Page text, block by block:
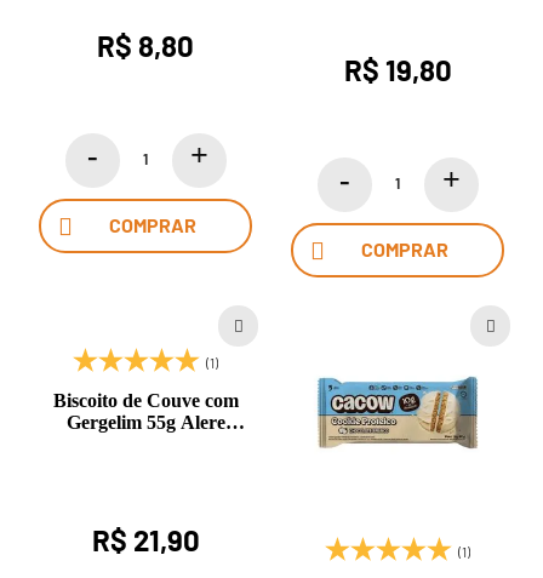
R$ 8,80
COMPRAR
R$ 19,80
COMPRAR
(1)
Biscoito de Couve com
Gergelim 55g Alere
R$ 21,90 (1)